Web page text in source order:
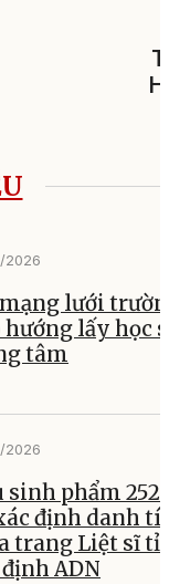
2026
mạng lưới
hướng lấy học
tâm
2026
sinh phẩm 252
định danh
trang Liệt sĩ
ADN